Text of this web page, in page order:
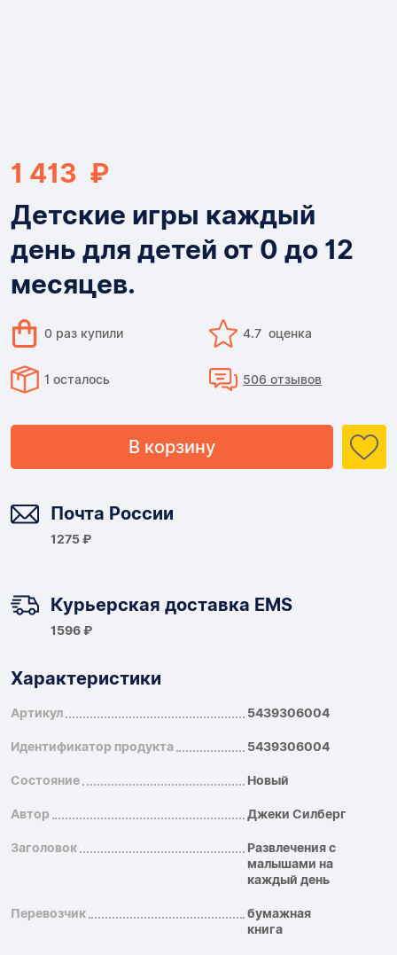
1 413 ₽
Детские игры каждый
день для детей от 0 до 12
месяцев.
0 раз купили 4.7 оценка
1 осталось 506 отзывов
В корзину
Почта России
1275 ₽
Курьерская доставка EMS
1596 ₽
Характеристики
Артикул 5439306004
Идентификатор продукта 5439306004
Состояние Новый
Автор Джеки Силберг
Заголовок
Развлечения с
малышами на
каждый день
Перевозчик
бумажная
книга